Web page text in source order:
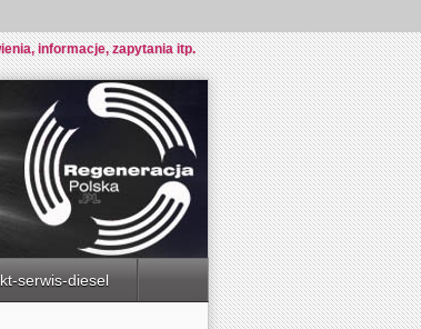
informacje, zapytania itp.
serwis-diesel